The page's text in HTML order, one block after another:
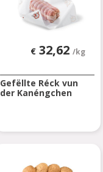
€32,62 /kg
Gefëllte Réck vun
der Kanéngchen